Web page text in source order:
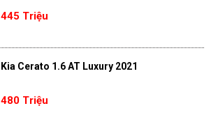
445 Triệu
Kia Cerato 1.6 AT Luxury 2021
480 Triệu